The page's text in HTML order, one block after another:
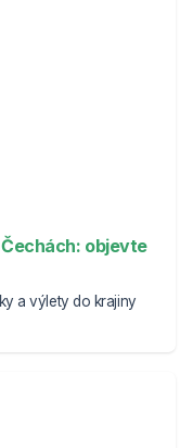
objevte
a výlety do krajiny